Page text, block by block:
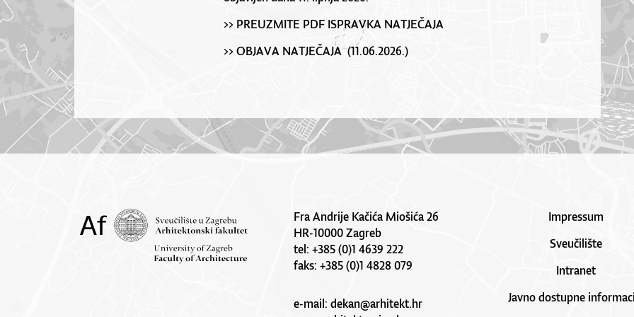
>> PREUZMITE PDF ISPRAVKA NATJEČAJA
>> OBJAVA NATJEČAJA (11.06.2026.)
Fra Andrije Kačića Miošića 26
HR-10000 Zagreb
tel: +385 (0)1 4639 222
faks: +385 (0)1 4828 079
e-mail:dekan@arhitekt.hr
Impressum
Sveučilište
Intranet
Javno dostupne